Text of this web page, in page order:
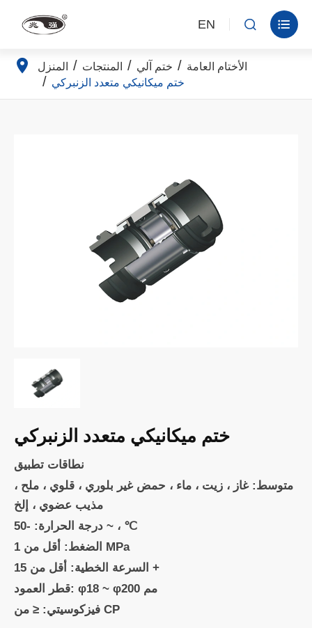
EN  
المنزل المنتجات ختم آلي
الأختام العامة
ختم ميكانيكي متعدد الزنبركي
ختم ميكانيكي متعدد الزنبركي
نطاقات تطبيق
متوسط: غاز ، زيت ، ماء ، حمض غير بلوري ، قلوي ، ملح ،
مذيب عضوي ، إلخ
درجة الحرارة: -50 ~ ، ℃
الضغط: أقل من 1 MPa
السرعة الخطية: أقل من 15 +
قطر العمود: φ18 ~ φ200 مم
فيزكوسيتي: ≤ من CP